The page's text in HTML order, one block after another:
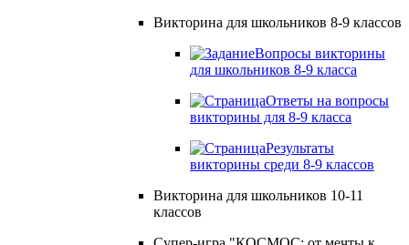
Викторина для школьников 8-9 классов
Вопросы викторины
для школьников 8-9 класса
Ответы на вопросы
викторины для 8-9 класса
Результаты
викторины среди 8-9 классов
Викторина для школьников 10-11
классов